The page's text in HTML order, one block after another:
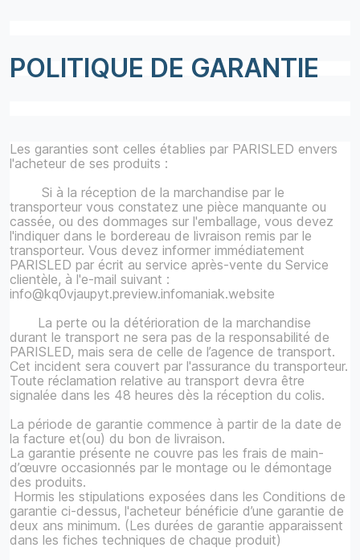
POLITIQUE DE GARANTIE
Les garanties sont celles établies par PARISLED envers
l'acheteur de ses produits :
Si à la réception de la marchandise par le
transporteur vous constatez une pièce manquante ou
cassée, ou des dommages sur l'emballage, vous devez
l'indiquer dans le bordereau de livraison remis par le
transporteur. Vous devez informer immédiatement
PARISLED par écrit au service après-vente du Service
clientèle, à l'e-mail suivant :
info@kq0vjaupyt.preview.infomaniak.website
La perte ou la détérioration de la marchandise
durant le transport ne sera pas de la responsabilité de
PARISLED, mais sera de celle de l’agence de transport.
Cet incident sera couvert par l'assurance du transporteur.
Toute réclamation relative au transport devra être
signalée dans les 48 heures dès la réception du colis.
La période de garantie commence à partir de la date de
la facture et(ou) du bon de livraison.
La garantie présente ne couvre pas les frais de main-
d’œuvre occasionnés par le montage ou le démontage
des produits.
Hormis les stipulations exposées dans les Conditions de
garantie ci-dessus, l'acheteur bénéficie d’une garantie de
deux ans minimum. (Les durées de garantie apparaissent
dans les fiches techniques de chaque produit)